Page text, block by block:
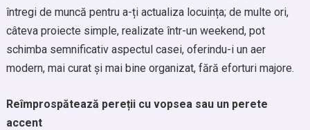
întregi de muncă pentru a-ți actualiza locuința; de multe ori,
câteva proiecte simple, realizate într-un weekend, pot
schimba semnificativ aspectul casei, oferindu-i un aer
modern, mai curat și mai bine organizat, fără eforturi majore.
Reîmprospătează pereții cu vopsea sau un perete
accent